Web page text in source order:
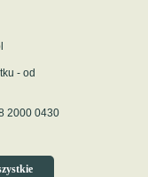
- od
2000 0430